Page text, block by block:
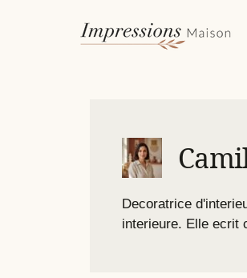
Decoratrice
interieure. Elle ecrit